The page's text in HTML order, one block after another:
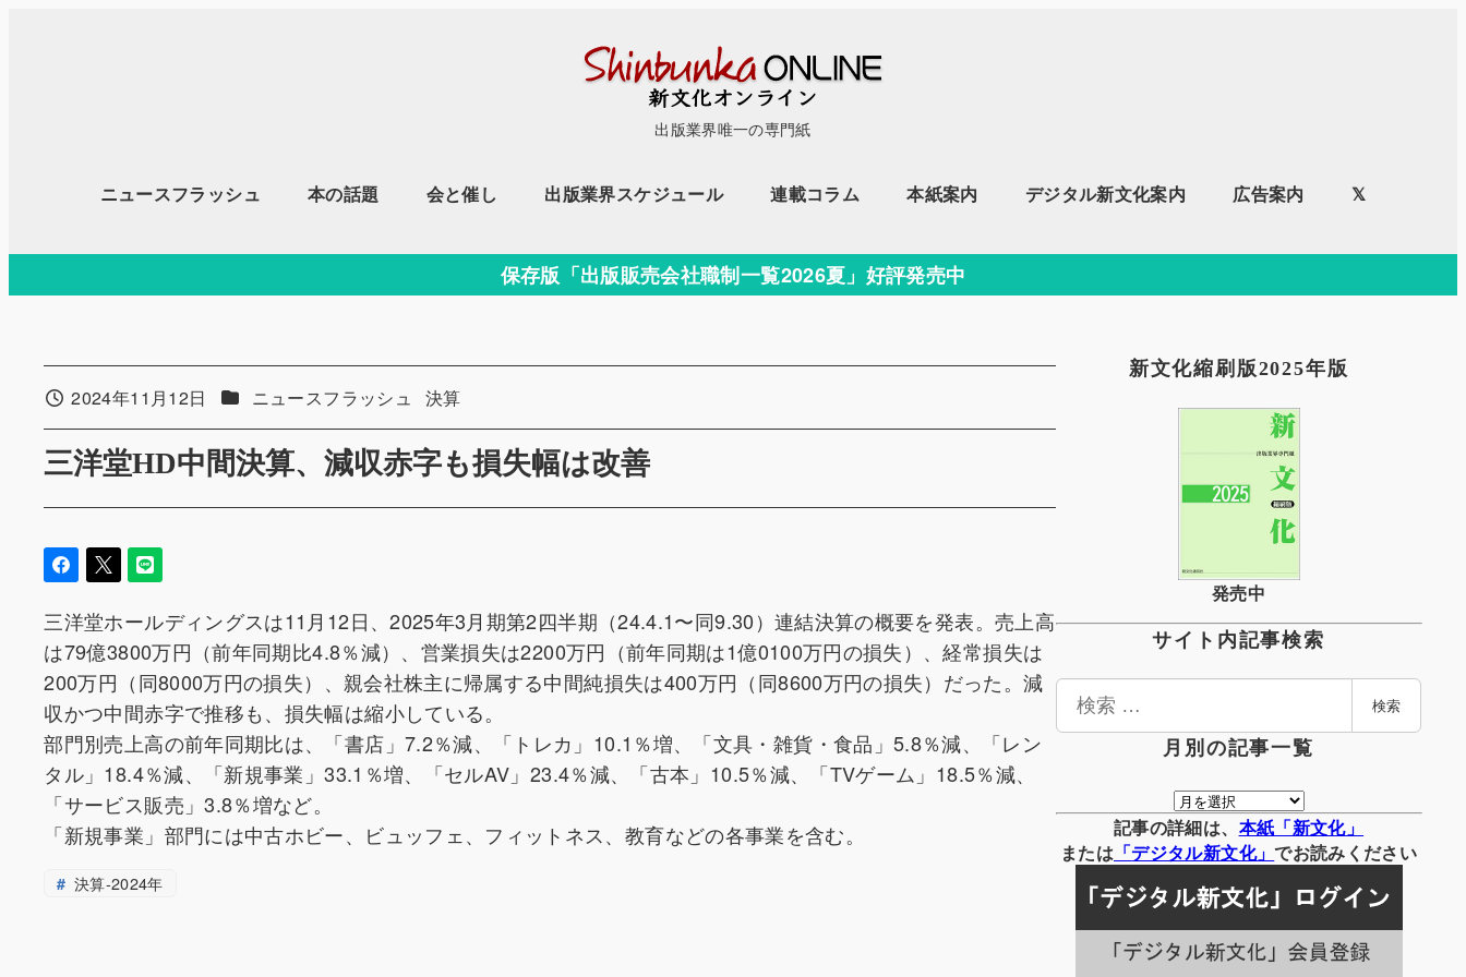
移
出版業界唯一の専門紙
ニュースフラッシュ 本の話題 会と催し 出版業界スケジュール 連載コラム 本紙案内 デジタル新文化案内 広告案内 𝕏
保存版「出版販売会社職制一覧2026夏」好評発売中
三洋堂HD中間決算、減収赤字も損失幅は改善
投稿日2024年11月12日 カテゴリー
ニュースフラッシュ カテゴリー
決算
三洋堂ホールディングスは11月12日、2025年3月期第2四半期（24.4.1〜同9.30）連結決算の概要を発表。売上高
は79億3800万円（前年同期比4.8％減）、営業損失は2200万円（前年同期は1億0100万円の損失）、経常損失は
200万円（同8000万円の損失）、親会社株主に帰属する中間純損失は400万円（同8600万円の損失）だった。減
収かつ中間赤字で推移も、損失幅は縮小している。
部門別売上高の前年同期比は、「書店」7.2％減、「トレカ」10.1％増、「文具・雑貨・食品」5.8％減、「レン
タル」18.4％減、「新規事業」33.1％増、「セルAV」23.4％減、「古本」10.5％減、「TVゲーム」18.5％減、
「サービス販売」3.8％増など。
「新規事業」部門には中古ホビー、ビュッフェ、フィットネス、教育などの各事業を含む。
決算-2024年
新文化縮刷版2025年版
発売中
サイト内記事検索
検
検索
月別の記事一覧
月
別
の
事
一
覧
記事の詳細は、 本紙「新文化」
または 「デジタル新文化」でお読みください